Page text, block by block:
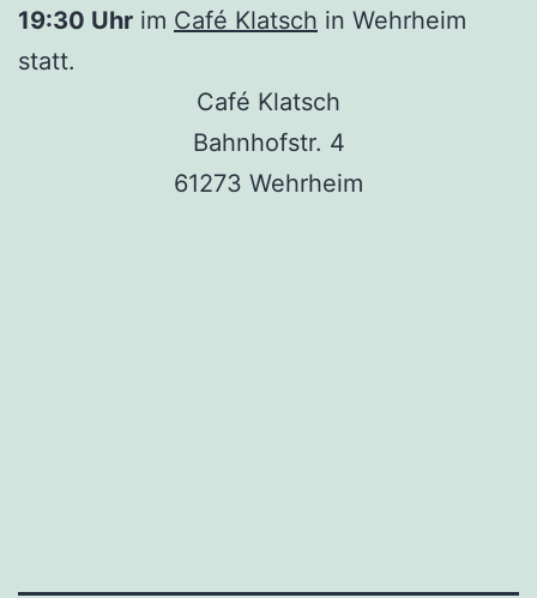
19:30 Uhr im Café Klatsch in Wehrheim
statt.
Café Klatsch
Bahnhofstr. 4
61273 Wehrheim